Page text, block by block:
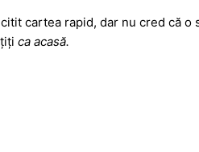
cartea rapid, dar nu cred că
ca acasă.